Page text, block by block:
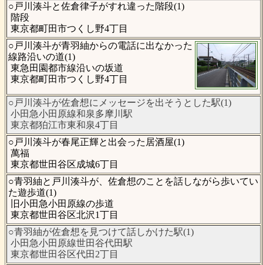
○戸川湊斗と佐倉律子がすれ違った階段(1)
階段
東京都町田市つくし野4丁目
○戸川湊斗が青羽紬からの電話に出なかった
線路沿いの道(1)
東急田園都市線沿いの坂道
東京都町田市つくし野4丁目
○戸川湊斗が佐倉想にメッセージを出そうとした駅(1)
小田急小田原線和泉多摩川駅
東京都狛江市東和泉4丁目
○戸川湊斗が春尾正輝と出会った居酒屋(1)
萬福
東京都世田谷区成城6丁目
○青羽紬と戸川湊斗が、佐倉想のことを話しながら歩いてい
た遊歩道(1)
旧小田急小田原線の歩道
東京都世田谷区北沢1丁目
○青羽紬が佐倉想を見つけて話しかけた駅(1)
小田急小田原線世田谷代田駅
東京都世田谷区代田2丁目